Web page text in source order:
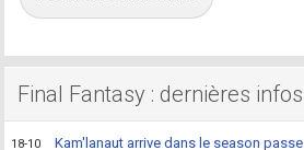
Final Fantasy : dernières infos
18-10 Kam'lanaut arrive dans le season passe